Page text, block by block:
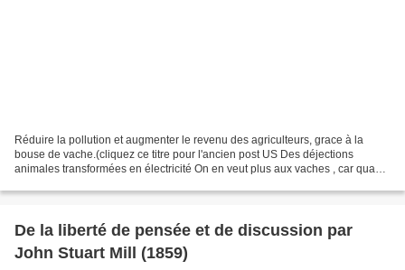
Réduire la pollution et augmenter le revenu des agriculteurs, grace à la
bouse de vache.(cliquez ce titre pour l'ancien post US Des déjections
animales transformées en électricité On en veut plus aux vaches , car quant
De la liberté de pensée et de discussion par
John Stuart Mill (1859)